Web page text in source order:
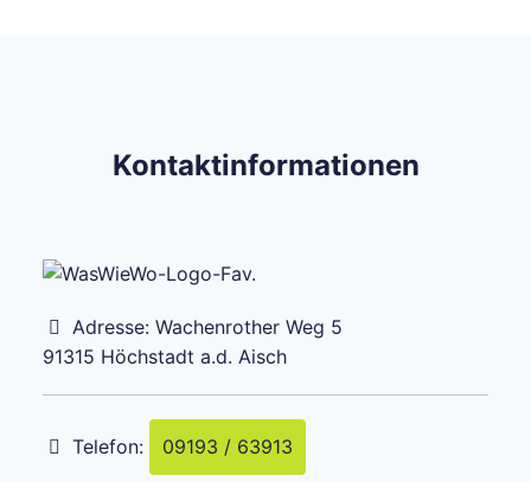
Kontaktinformationen
Adresse: Wachenrother Weg 5
91315 Höchstadt a.d. Aisch
Telefon: 09193 / 63913